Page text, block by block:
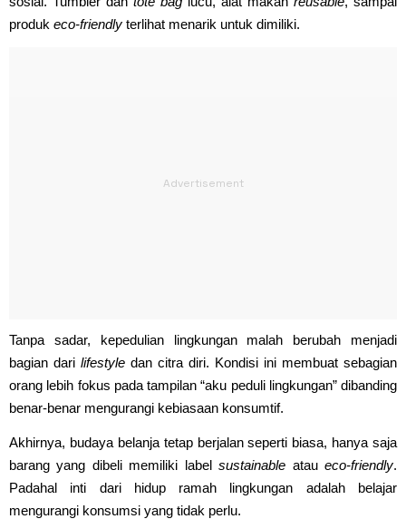
produk eco-friendly terlihat menarik untuk dimiliki.
Tanpa sadar, kepedulian lingkungan malah berubah menjadi
bagian dari lifestyle dan citra diri. Kondisi ini membuat sebagian
orang lebih fokus pada tampilan “aku peduli lingkungan” dibanding
benar-benar mengurangi kebiasaan konsumtif.
Akhirnya, budaya belanja tetap berjalan seperti biasa, hanya saja
barang yang dibeli memiliki labelsustainable ataueco-friendly.
Padahal inti dari hidup ramah lingkungan adalah belajar
mengurangi konsumsi yang tidak perlu.